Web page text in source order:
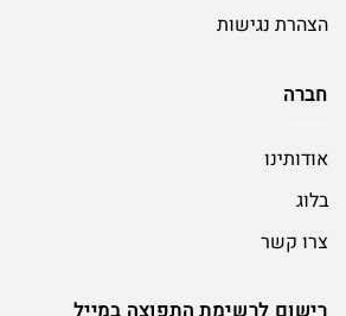
הצהרת נגישות
חברה
אודותינו
בלוג
צרו קשר